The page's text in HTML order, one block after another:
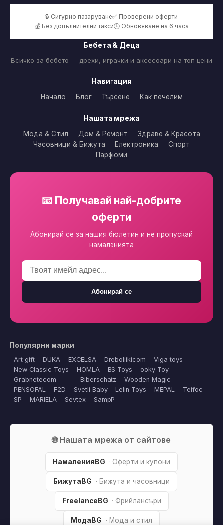
🔒 Сигурно пазаруване✅ Проверени оферти
💰 Без допълнителни такси🕒 Обновяване на 6 часа
Бебета & Деца
Всичко за бебето — дрехи, играчки и аксесоари на топ цени
Навигация
Начало Блог Търсене Как печелим
Нашата мрежа
Мода & Стил Дом & Ремонт
Здраве & Красота
Часовници & Бижута
Електроника
Спорт
Парфюми
📧 Получавай най-добрите
оферти
Абонирай се за нашия бюлетин и не пропускай
намаленията
Абонирай се
Популярни марки
Art gift DUKA EXCELSA Dreboliikicom
Viga toys
New Classic Toys
HOMLA BS Toys
ooky Toy
Grabnetecom
Biberschatz
Wooden Magic
PENSOFAL
F2D Svetli Baby Lelin Toys MEPAL
Teifoc
SP
MARIELA Sevtex SampP
🌐 Нашата мрежа от сайтове
НамаленияBG · Оферти и купони
БижутаBG · Бижута и часовници
FreelanceBG · Фрийлансъри
МодаBG · Мода и стил